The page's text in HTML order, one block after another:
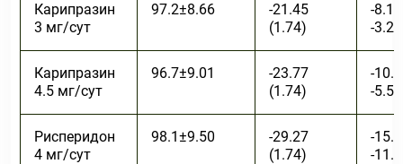
Карипразин
3 мг/сут
97.2±8.66
-21.45
(1.74)
-
-
Карипразин
4.5 мг/сут
96.7±9.01
-23.77
(1.74)
-
-
Рисперидон
4 мг/сут
98.1±9.50
-29.27
(1.74)
-
-